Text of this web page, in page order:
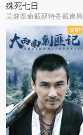
殊死七日
吴健奉命截获特务戴遂昌